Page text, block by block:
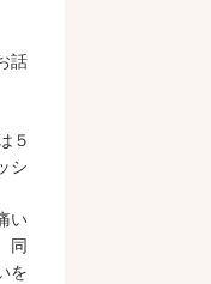
話
５
シ
い
同
を